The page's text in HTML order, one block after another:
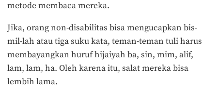
metode membaca mereka.
Jika, orang non-disabilitas bisa mengucapkan bis-
mil-lah atau tiga suku kata, teman-teman tuli harus
membayangkan huruf hijaiyah ba, sin, mim, alif,
lam, lam, ha. Oleh karena itu, salat mereka bisa
lembih lama.